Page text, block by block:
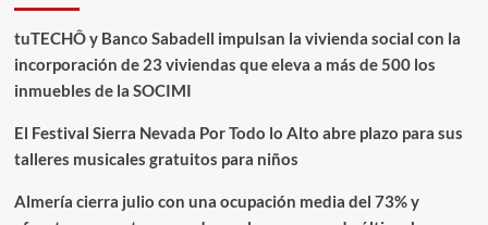
tuTECHÔ y Banco Sabadell impulsan la vivienda social con la
incorporación de 23 viviendas que eleva a más de 500 los
inmuebles de la SOCIMI
El Festival Sierra Nevada Por Todo lo Alto abre plazo para sus
talleres musicales gratuitos para niños
Almería cierra julio con una ocupación media del 73% y